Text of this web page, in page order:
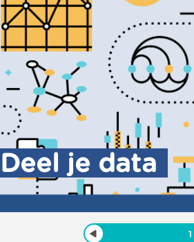
Deel je data
1